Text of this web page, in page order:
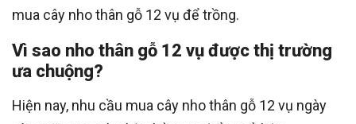
mua cây nho thân gỗ 12 vụ để trồng.
Vì sao nho thân gỗ 12 vụ được thị trường
ưa chuộng?
Hiện nay, nhu cầu mua cây nho thân gỗ 12 vụ ngày